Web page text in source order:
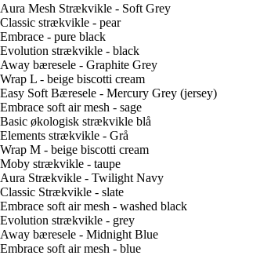
Aura Mesh Strækvikle - Soft Grey
Classic strækvikle - pear
Embrace - pure black
Evolution strækvikle - black
Away bæresele - Graphite Grey
Wrap L - beige biscotti cream
Easy Soft Bæresele - Mercury Grey (jersey)
Embrace soft air mesh - sage
Basic økologisk strækvikle blå
Elements strækvikle - Grå
Wrap M - beige biscotti cream
Moby strækvikle - taupe
Aura Strækvikle - Twilight Navy
Classic Strækvikle - slate
Embrace soft air mesh - washed black
Evolution strækvikle - grey
Away bæresele - Midnight Blue
Embrace soft air mesh - blue